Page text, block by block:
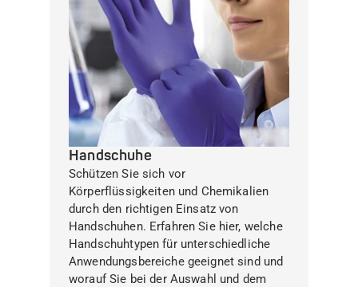
Handschuhe
Schützen Sie sich vor
Körperflüssigkeiten und Chemikalien
durch den richtigen Einsatz von
Handschuhen. Erfahren Sie hier, welche
Handschuhtypen für unterschiedliche
Anwendungsbereiche geeignet sind und
worauf Sie bei der Auswahl und dem